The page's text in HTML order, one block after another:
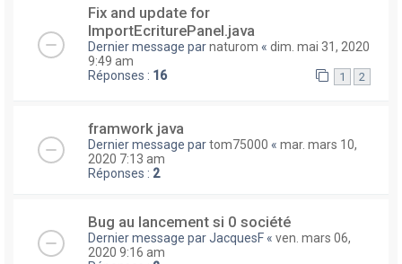
Fix and update for
ImportEcriturePanel.java
Dernier message parnaturom « dim. mai 31, 2020
9:49 am
Réponses : 16 1 2
framwork java
Dernier message partom75000 « mar. mars 10,
2020 7:13 am
Réponses : 2
Bug au lancement si 0 société
Dernier message parJacquesF « ven. mars 06,
2020 9:16 am